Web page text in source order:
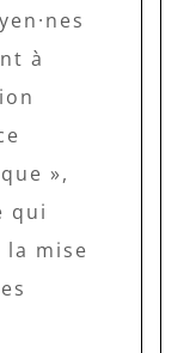
à
»,
qui
mise